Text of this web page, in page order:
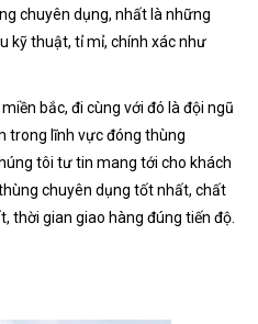
chuyên dụng, nhất là những
kỹ thuật, tỉ mỉ, chính xác như
bắc, đi cùng với đó là đội ngũ
trong lĩnh vực đóng thùng
tôi tư tin mang tới cho khách
chuyên dụng tốt nhất, chất
thời gian giao hàng đúng tiến độ.